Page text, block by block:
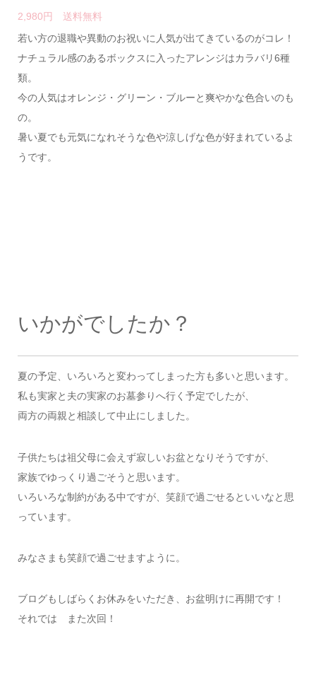
2,980円 送料無料
若い方の退職や異動のお祝いに人気が出てきているのがコレ！
ナチュラル感のあるボックスに入ったアレンジはカラバリ6種
類。
今の人気はオレンジ・グリーン・ブルーと爽やかな色合いのも
の。
暑い夏でも元気になれそうな色や涼しげな色が好まれているよ
うです。
いかがでしたか？
夏の予定、いろいろと変わってしまった方も多いと思います。
私も実家と夫の実家のお墓参りへ行く予定でしたが、
両方の両親と相談して中止にしました。
子供たちは祖父母に会えず寂しいお盆となりそうですが、
家族でゆっくり過ごそうと思います。
いろいろな制約がある中ですが、笑顔で過ごせるといいなと思
っています。
みなさまも笑顔で過ごせますように。
ブログもしばらくお休みをいただき、お盆明けに再開です！
それでは また次回！